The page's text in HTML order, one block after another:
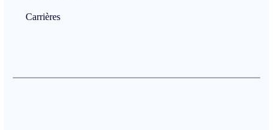
Carrières